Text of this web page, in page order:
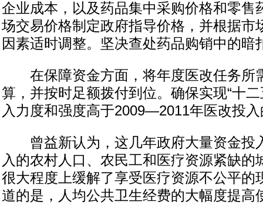
企业成本，以及药品集中采购价格和零售
场交易价格制定政府指导价格，并根据市
因素适时调整。坚决查处药品购销中的暗
在保障资金方面，将年度医改任务所
算，并按时足额拨付到位。确保实现“十
入力度和强度高于2009—2011年医改投
曾益新认为，这几年政府大量资金投
入的农村人口、农民工和医疗资源紧缺的
很大程度上缓解了享受医疗资源不公平的
道的是，人均公共卫生经费的大幅度提高